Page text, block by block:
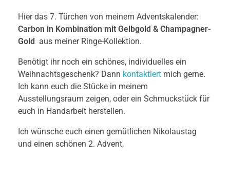
Hier das 7. Türchen von meinem Adventskalender:
Carbon in Kombination mit Gelbgold & Champagner-
Gold aus meiner Ringe-Kollektion.
Benötigt ihr noch ein schönes, individuelles ein
Weihnachtsgeschenk? Dann kontaktiert mich gerne.
Ich kann euch die Stücke in meinem
Ausstellungsraum zeigen, oder ein Schmuckstück für
euch in Handarbeit herstellen.
Ich wünsche euch einen gemütlichen Nikolaustag
und einen schönen 2. Advent,